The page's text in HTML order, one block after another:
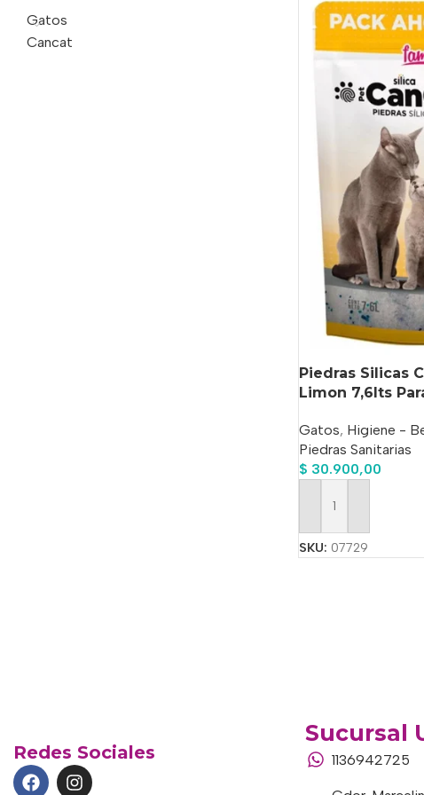
Gatos
Cancat
Piedras Silicas
Limon 7,6lts
Gatos, Higiene -
Piedras Sanitarias
$ 30.900,00
Añadir Al Carrito
SKU: 07729
Redes Sociales
Sucursal
1136942725